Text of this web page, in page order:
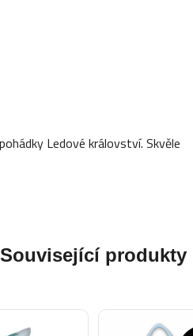
Ledové království. Skvěle
Související produkty